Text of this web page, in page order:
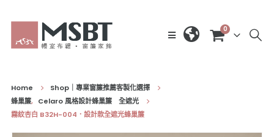
0
Home
Shop｜專業窗簾推薦客製化選擇
蜂巢簾, Celaro 風格設計蜂巢簾 全遮光
霧紋杏白 B32H-004．設計款全遮光蜂巢簾